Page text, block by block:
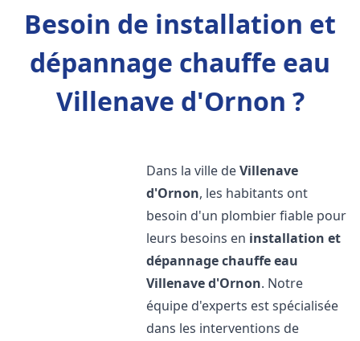
Besoin de installation et
dépannage chauffe eau
Villenave d'Ornon ?
Dans la ville deVillenave
d'Ornon, les habitants ont
besoin d'un plombier fiable pour
leurs besoins en installation et
dépannage chauffe eau
Villenave d'Ornon. Notre
équipe d'experts est spécialisée
dans les interventions de